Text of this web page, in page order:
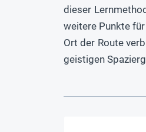
dieser
weitere Punkte
Ort der Route
geistigen